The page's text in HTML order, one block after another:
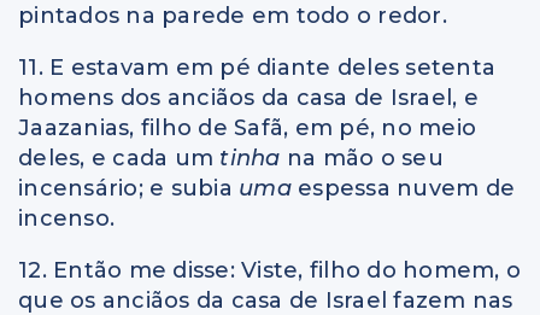
pintados na parede em todo o redor.
11. E estavam em pé diante deles setenta
homens dos anciãos da casa de Israel, e
Jaazanias, filho de Safã, em pé, no meio
deles, e cada um tinha na mão o seu
incensário; e subia uma espessa nuvem de
incenso.
12. Então me disse: Viste, filho do homem, o
que os anciãos da casa de Israel fazem nas